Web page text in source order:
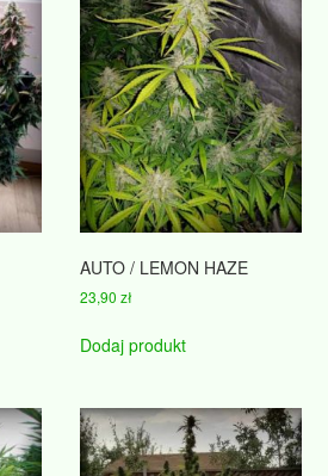
AUTO / LEMON HAZE
23,90zł
Dodaj produkt